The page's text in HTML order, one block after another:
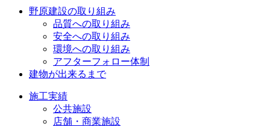
野原建設の取り組み
品質への取り組み
安全への取り組み
環境への取り組み
アフターフォロー体制
建物が出来るまで
施工実績
公共施設
店舗・商業施設